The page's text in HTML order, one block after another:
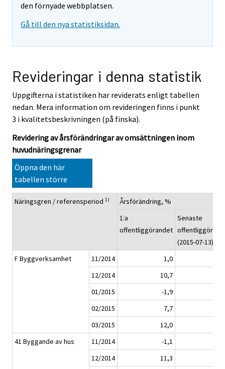
den förnyade webbplatsen.
Gå till den nya statistiksidan.
Revideringar i denna statistik
Uppgifterna i statistiken har reviderats enligt tabellen
nedan. Mera information om revideringen finns i punkt
3 i kvalitetsbeskrivningen (på finska).
Revidering av årsförändringar av omsättningen inom
huvudnäringsgrenar
Öppna den här
tabellen större
Näringsgren / referensperiod 1)
Årsförändring, %
1:a
offentliggörandet
Senaste
(2015-07-13)
F Byggverksamhet
11/2014 1,0
12/2014
10,7
01/2015
-1,9
02/2015
7,7
03/2015
12,0
41 Byggande av hus
11/2014 -1,1
12/2014
11,3